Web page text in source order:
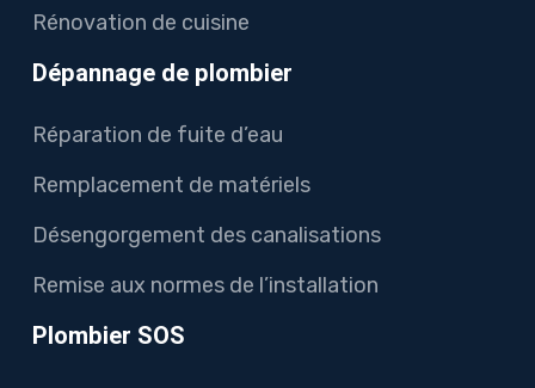
Rénovation de cuisine
Dépannage de plombier
Réparation de fuite d’eau
Remplacement de matériels
Désengorgement des canalisations
Remise aux normes de l’installation
Plombier SOS